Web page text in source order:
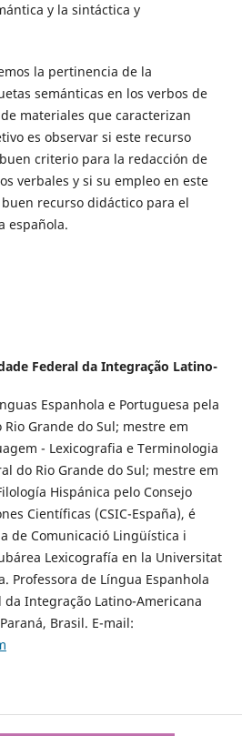
y la sintáctica y
la pertinencia de la
semánticas en los verbos de
materiales que caracterizan
es observar si este recurso
criterio para la redacción de
verbales y si su empleo en este
recurso didáctico para el
española.
Federal da Integração Latino-
Espanhola e Portuguesa pela
Grande do Sul; mestre em
- Lexicografia e Terminologia
do Rio Grande do Sul; mestre em
Hispánica pelo Consejo
Científicas (CSIC-España), é
de Comunicació Lingüística i
Lexicografía en la Universitat
Professora de Língua Espanhola
Integração Latino-Americana
Brasil. E-mail: